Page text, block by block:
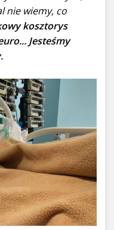
nie wiemy, co
kosztorys
Jesteśmy